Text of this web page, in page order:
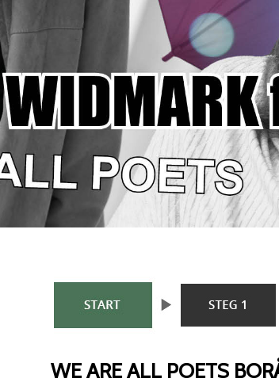
WE ARE ALL POETS